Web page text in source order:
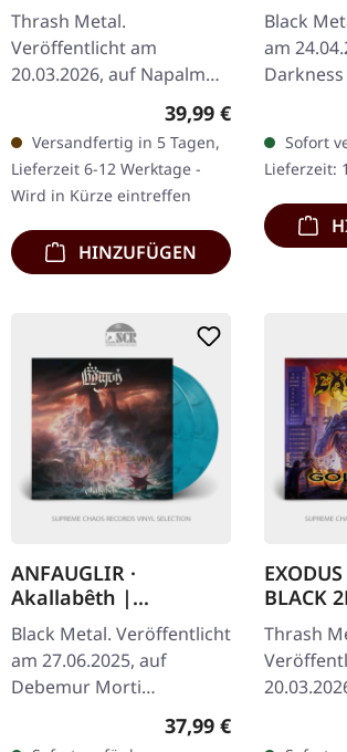
Thrash Metal.
Veröffentlicht am
20.03.2026, auf Napalm
Records. Picture Doppel-
Vinyl im Gatefold-Cover
mit 12" Booklet und
Zertifikat. Limitiert auf…
Regulärer Preis:
39,99 €
Versandfertig in 5 Tagen,
Lieferzeit 6-12 Werktage -
Wird in Kürze eintreffen
HINZUFÜGEN
Black
am
Darkness
Booklet.
Sofort
Lieferzeit:
ANFAUGLIR ·
Akallabêth |
TRANSPARENT
BLUE/BLACK 2LP
Black Metal. Veröffentlicht
am 27.06.2025, auf
Debemur Morti
Productions. TransparentRegulärer Preis:
37,99 €
BLACK
Thrash
Doppel-